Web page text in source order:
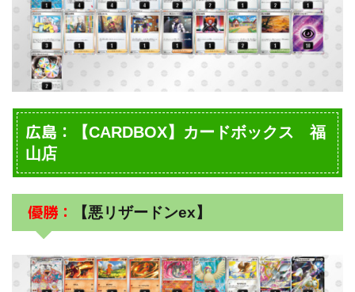
広島：
【CARDBOX】カードボックス 福
山店
優勝： 【悪リザードンex】